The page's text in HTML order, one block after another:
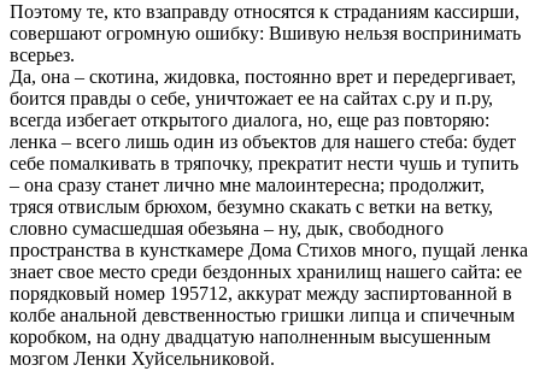
Поэтому те, кто взаправду относятся к страданиям кассирши,
совершают огромную ошибку: Вшивую нельзя воспринимать
всерьез.
Да, она – скотина, жидовка, постоянно врет и передергивает,
боится правды о себе, уничтожает ее на сайтах с.ру и п.ру,
всегда избегает открытого диалога, но, еще раз повторяю:
ленка – всего лишь один из объектов для нашего стеба: будет
себе помалкивать в тряпочку, прекратит нести чушь и тупить
– она сразу станет лично мне малоинтересна; продолжит,
тряся отвислым брюхом, безумно скакать с ветки на ветку,
словно сумасшедшая обезьяна – ну, дык, свободного
пространства в кунсткамере Дома Стихов много, пущай ленка
знает свое место среди бездонных хранилищ нашего сайта: ее
порядковый номер 195712, аккурат между заспиртованной в
колбе анальной девственностью гришки липца и спичечным
коробком, на одну двадцатую наполненным высушенным
мозгом Ленки Хуйсельниковой.